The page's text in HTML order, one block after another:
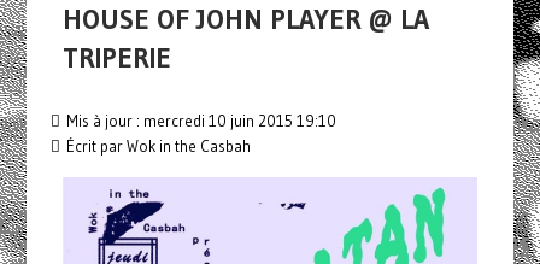
HOUSE OF JOHN PLAYER @ LA
TRIPERIE
Mis à jour : mercredi 10 juin 2015 19:10
Écrit par Wok in the Casbah